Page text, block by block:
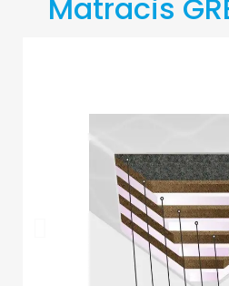
Matracis